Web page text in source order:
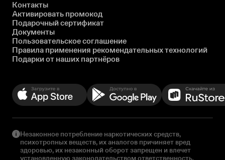
Контакты
Активировать промокод
Подарочный сертификат
Документы
Пользовательское соглашение
Правила применения рекомендательных технологий
Подарки от наших партнёров
Незаконное потребление наркотических средств,
психотропных веществ, их аналогов причиняет вред
здоровью, их незаконный оборот запрещен и влечет
установленную законодательством ответственность.